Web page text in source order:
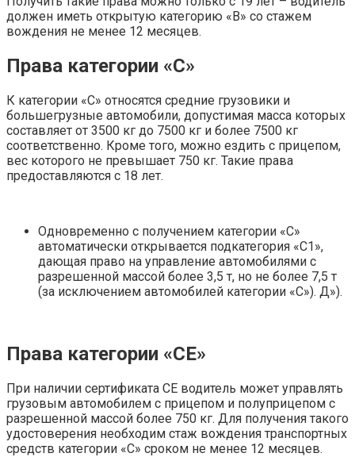
должен иметь открытую категорию «В» со стажем
вождения не менее 12 месяцев.
Права категории «С»
К категории «С» относятся средние грузовики и
большегрузные автомобили, допустимая масса которых
составляет от 3500 кг до 7500 кг и более 7500 кг
соответственно. Кроме того, можно ездить с прицепом,
вес которого не превышает 750 кг. Такие права
предоставляются с 18 лет.
Одновременно с получением категории «С»
автоматически открывается подкатегория «С1»,
дающая право на управление автомобилями с
разрешенной массой более 3,5 т, но не более 7,5 т
(за исключением автомобилей категории «С»). Д»).
Права категории «СЕ»
При наличии сертификата СЕ водитель может управлять
грузовым автомобилем с прицепом и полуприцепом с
разрешенной массой более 750 кг. Для получения такого
удостоверения необходим стаж вождения транспортных
средств категории «С» сроком не менее 12 месяцев.